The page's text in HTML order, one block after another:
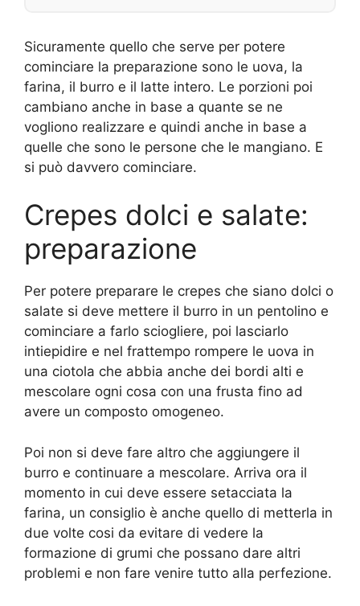
Sicuramente quello che serve per potere
cominciare la preparazione sono le uova, la
farina, il burro e il latte intero. Le porzioni poi
cambiano anche in base a quante se ne
vogliono realizzare e quindi anche in base a
quelle che sono le persone che le mangiano. E
si può davvero cominciare.
Crepes dolci e salate:
preparazione
Per potere preparare le crepes che siano dolci o
salate si deve mettere il burro in un pentolino e
cominciare a farlo sciogliere, poi lasciarlo
intiepidire e nel frattempo rompere le uova in
una ciotola che abbia anche dei bordi alti e
mescolare ogni cosa con una frusta fino ad
avere un composto omogeneo.
Poi non si deve fare altro che aggiungere il
burro e continuare a mescolare. Arriva ora il
momento in cui deve essere setacciata la
farina, un consiglio è anche quello di metterla in
due volte cosi da evitare di vedere la
formazione di grumi che possano dare altri
problemi e non fare venire tutto alla perfezione.